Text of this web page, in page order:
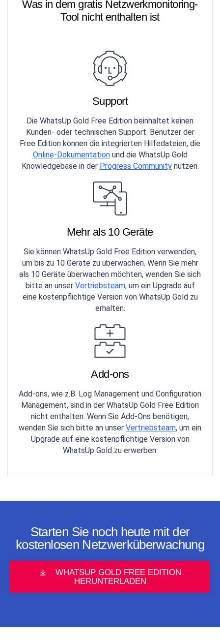
Was in dem gratis Netzwerkmonitoring-
Tool nicht enthalten ist
Support
Die WhatsUp Gold Free Edition beinhaltet keinen
Kunden- oder technischen Support. Benutzer der
Free Edition können die integrierten Hilfedateien, die
Online-Dokumentationund die WhatsUp Gold
Knowledgebase in der Progress Communitynutzen.
Mehr als 10 Geräte
Sie können WhatsUp Gold Free Edition verwenden,
um bis zu 10 Geräte zu überwachen. Wenn Sie mehr
als 10 Geräte überwachen möchten, wenden Sie sich
bitte an unser Vertriebsteam, um ein Upgrade auf
eine kostenpflichtige Version von WhatsUp Gold zu
erhalten.
Add-ons
Add-ons, wie z.B. Log Management und Configuration
Management, sind in der WhatsUp Gold Free Edition
nicht enthalten. Wenn Sie Add-Ons benötigen,
wenden Sie sich bitte an unser Vertriebsteam, um ein
Upgrade auf eine kostenpflichtige Version von
WhatsUp Gold zu erwerben.
Starten Sie noch heute mit der
kostenlosen Netzwerküberwachung
WHATSUP GOLD FREE EDITION
HERUNTERLADEN